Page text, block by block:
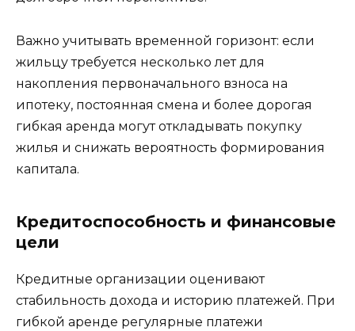
Важно учитывать временной горизонт: если
жильцу требуется несколько лет для
накопления первоначального взноса на
ипотеку, постоянная смена и более дорогая
гибкая аренда могут откладывать покупку
жилья и снижать вероятность формирования
капитала.
Кредитоспособность и финансовые
цели
Кредитные организации оценивают
стабильность дохода и историю платежей. При
гибкой аренде регулярные платежи